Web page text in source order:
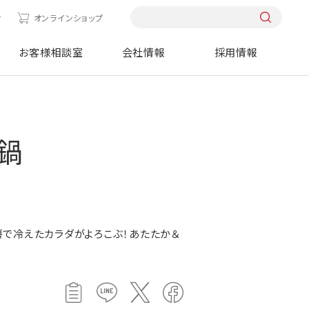
オンラインショップ
お客様相談室 会社情報 採用情報
えたカラダがよろこぶ！あたたか＆